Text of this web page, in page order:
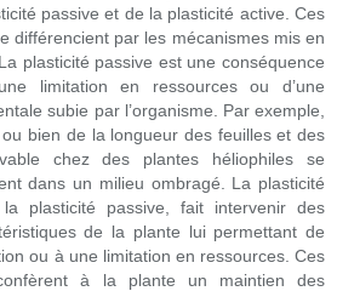
passive et de la plasticité active. Ces
différencient par les mécanismes mis en
plasticité passive est une conséquence
limitation en ressources ou d’une
subie par l’organisme. Par exemple,
bien de la longueur des feuilles et des
chez des plantes héliophiles se
dans un milieu ombragé. La plasticité
plasticité passive, fait intervenir des
de la plante lui permettant de
ou à une limitation en ressources. Ces
à la plante un maintien des